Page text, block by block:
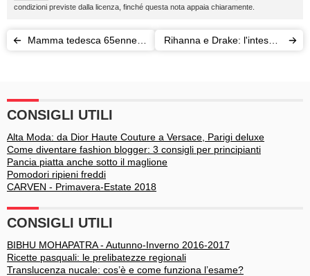
condizioni previste dalla licenza, finché questa nota appaia chiaramente.
Mamma tedesca 65enne
Rihanna e Drake: l'intesa è
CONSIGLI UTILI
Alta Moda: da Dior Haute Couture a Versace, Parigi deluxe
Come diventare fashion blogger: 3 consigli per principianti
Pancia piatta anche sotto il maglione
Pomodori ripieni freddi
CARVEN - Primavera-Estate 2018
CONSIGLI UTILI
BIBHU MOHAPATRA - Autunno-Inverno 2016-2017
Ricette pasquali: le prelibatezze regionali
Translucenza nucale: cos’è e come funziona l’esame?